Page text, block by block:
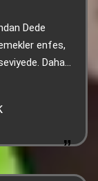
Dede
enfes,
Daha
efsane. Bir
imzası gibi.
Garsonumuz
düşünülmüş